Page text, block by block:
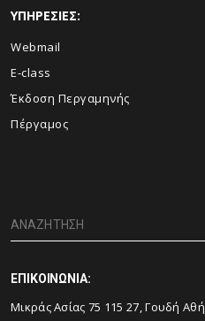
ΥΠΗΡΕΣΙΕΣ:
Webmail
E-class
Έκδοση Περγαμηνής
Πέργαμος
ΕΠΙΚΟΙΝΩΝΙΑ:
Μικράς Ασίας 75 115 27, Γουδή